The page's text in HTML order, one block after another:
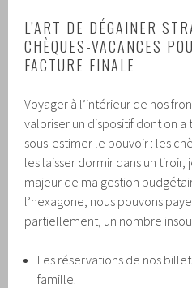
L’ART DE DÉGAINER
CHÈQUES-VACANCES
FACTURE FINALE
Voyager à l’intérieur de nos
valoriser un dispositif dont on
sous-estimer le pouvoir : les
les laisser dormir dans un tiroir,
majeur de ma gestion
l’hexagone, nous pouvons
partiellement, un nombre
Les réservations de nos
famille.